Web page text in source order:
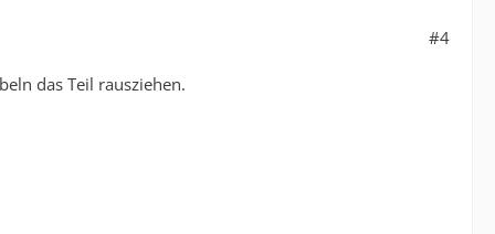
#4
das Teil rausziehen.